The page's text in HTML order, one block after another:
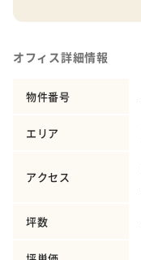
オフィス詳細情報
物件番号
エリア
アクセス
坪数